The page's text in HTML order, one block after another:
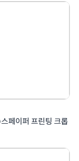
페이퍼 프린팅 크롭